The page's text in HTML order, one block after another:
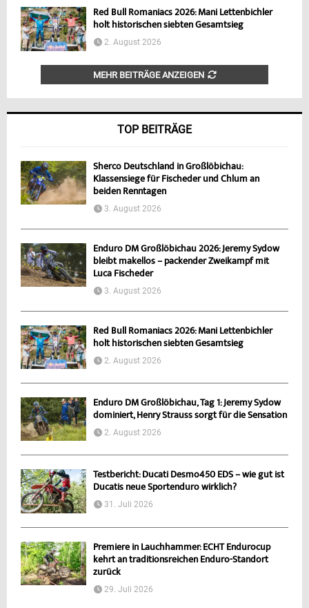
Red Bull Romaniacs 2026: Mani Lettenbichler
holt historischen siebten Gesamtsieg
2. August 2026
MEHR BEITRÄGE ANZEIGEN
TOP BEITRÄGE
Sherco Deutschland in Großlöbichau:
Klassensiege für Fischeder und Chlum an
beiden Renntagen
3. August 2026
Enduro DM Großlöbichau 2026: Jeremy Sydow
bleibt makellos – packender Zweikampf mit
Luca Fischeder
3. August 2026
Red Bull Romaniacs 2026: Mani Lettenbichler
holt historischen siebten Gesamtsieg
2. August 2026
Enduro DM Großlöbichau, Tag 1: Jeremy Sydow
dominiert, Henry Strauss sorgt für die Sensation
2. August 2026
Testbericht: Ducati Desmo450 EDS – wie gut ist
Ducatis neue Sportenduro wirklich?
31. Juli 2026
Premiere in Lauchhammer: ECHT Endurocup
kehrt an traditionsreichen Enduro-Standort
zurück
29. Juli 2026